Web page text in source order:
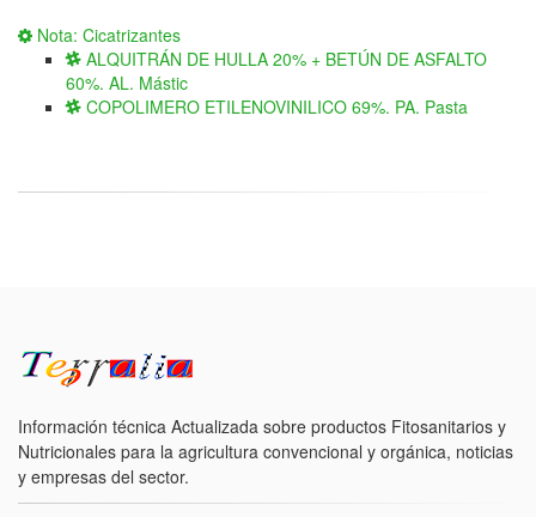
Nota: Cicatrizantes
ALQUITRÁN DE HULLA 20% + BETÚN DE ASFALTO
60%. AL. Mástic
COPOLIMERO ETILENOVINILICO 69%. PA. Pasta
Información técnica Actualizada sobre productos Fitosanitarios y
Nutricionales para la agricultura convencional y orgánica, noticias
y empresas del sector.